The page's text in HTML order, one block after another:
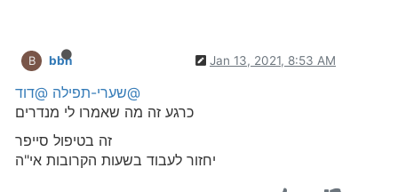
B bbn Jan 13, 2021, 8:53 AM
@שערי-תפילה @דוד
כרגע זה מה שאמרו לי מנדרים
זה בטיפול סייפר
יחזור לעבוד בשעות הקרובות אי"ה